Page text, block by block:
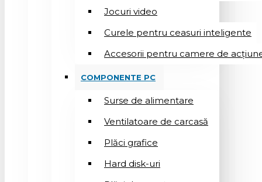
Jocuri video
Curele pentru ceasuri inteligente
Accesorii pentru camere de
COMPONENTE PC
Surse de alimentare
Ventilatoare de carcasă
Plăci grafice
Hard disk-uri